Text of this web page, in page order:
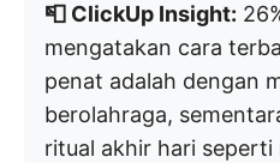
📮 ClickUp Insight:
mengatakan cara
penat adalah dengan
berolahraga,
ritual akhir hari